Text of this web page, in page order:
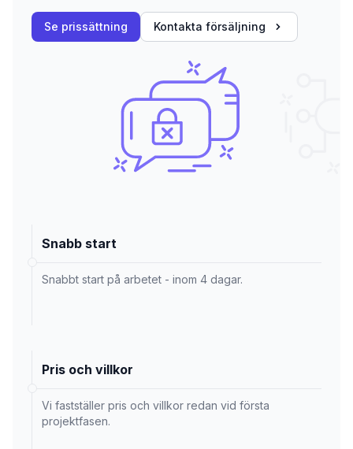
Se prissättning Kontakta försäljning
Snabb start
Snabbt start på arbetet - inom 4 dagar.
Pris och villkor
Vi fastställer pris och villkor redan vid första
projektfasen.